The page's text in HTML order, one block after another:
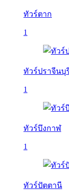
ทัวร์ตาก
1
ทัวร์ปราจีนบุ
1
ทัวร์บึงกาฬ
1
ทัวร์ปัตตานี